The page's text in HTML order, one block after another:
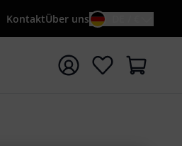
KontaktÜber uns
starten